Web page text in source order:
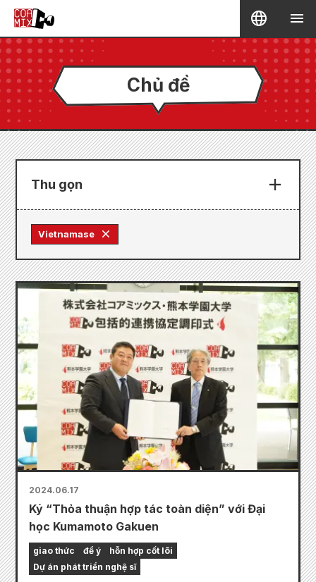
Chủ đề
Thu gọn
Vietnamase
2024.06.17
Ký “Thỏa thuận hợp tác toàn diện” với Đại
học Kumamoto Gakuen
giao thức để ý
hỗn hợp cốt lõi
Dự án phát triển nghệ sĩ